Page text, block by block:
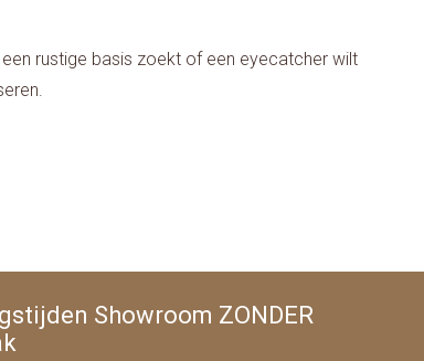
rustige basis zoekt of een eyecatcher wilt
Showroom ZONDER